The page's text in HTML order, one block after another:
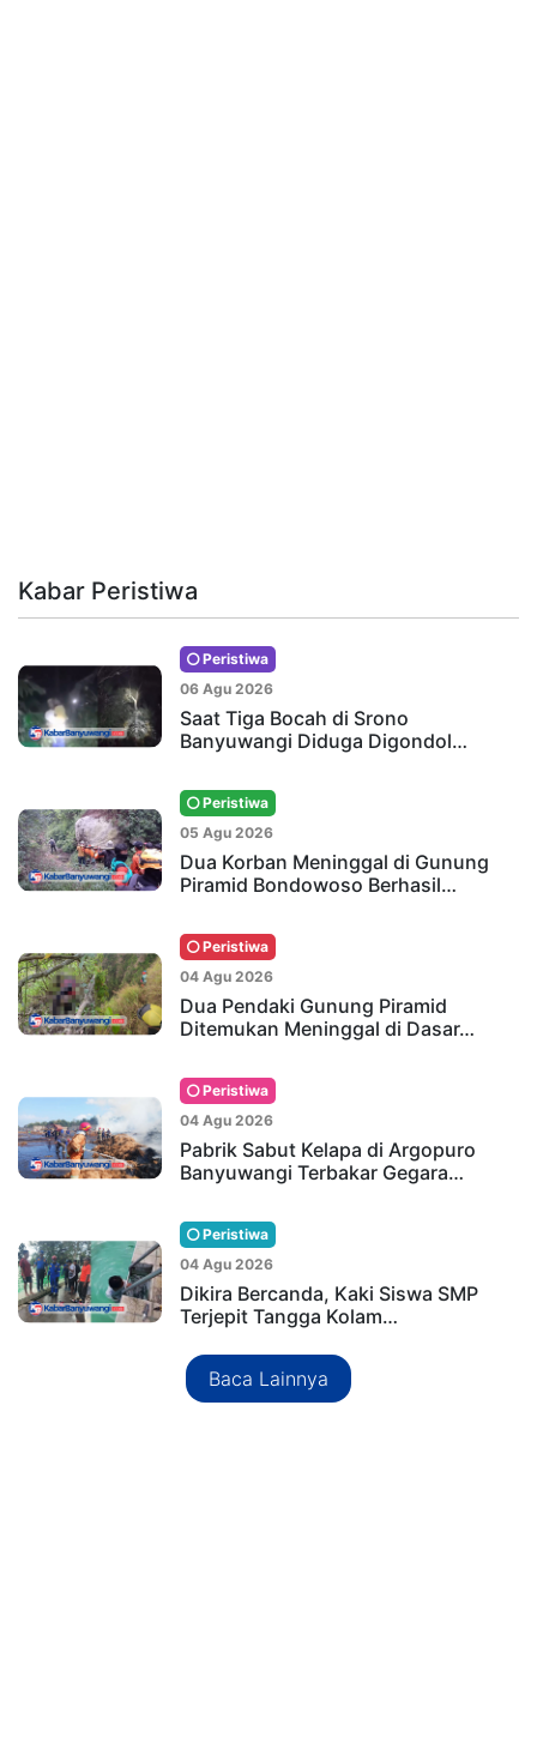
Kabar Peristiwa
Peristiwa
06 Agu 2026
Saat Tiga Bocah di Srono
Banyuwangi Diduga Digondol…
Peristiwa
05 Agu 2026
Dua Korban Meninggal di Gunung
Piramid Bondowoso Berhasil…
Peristiwa
04 Agu 2026
Dua Pendaki Gunung Piramid
Ditemukan Meninggal di Dasar…
Peristiwa
04 Agu 2026
Pabrik Sabut Kelapa di Argopuro
Banyuwangi Terbakar Gegara…
Peristiwa
04 Agu 2026
Dikira Bercanda, Kaki Siswa SMP
Terjepit Tangga Kolam…
Baca Lainnya